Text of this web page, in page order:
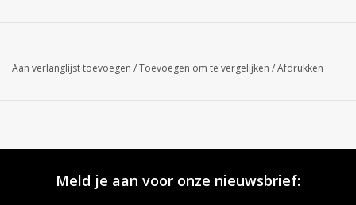
Aan verlanglijst toevoegen /Toevoegen om te vergelijken /Afdrukken
Meld je aan voor onze nieuwsbrief: